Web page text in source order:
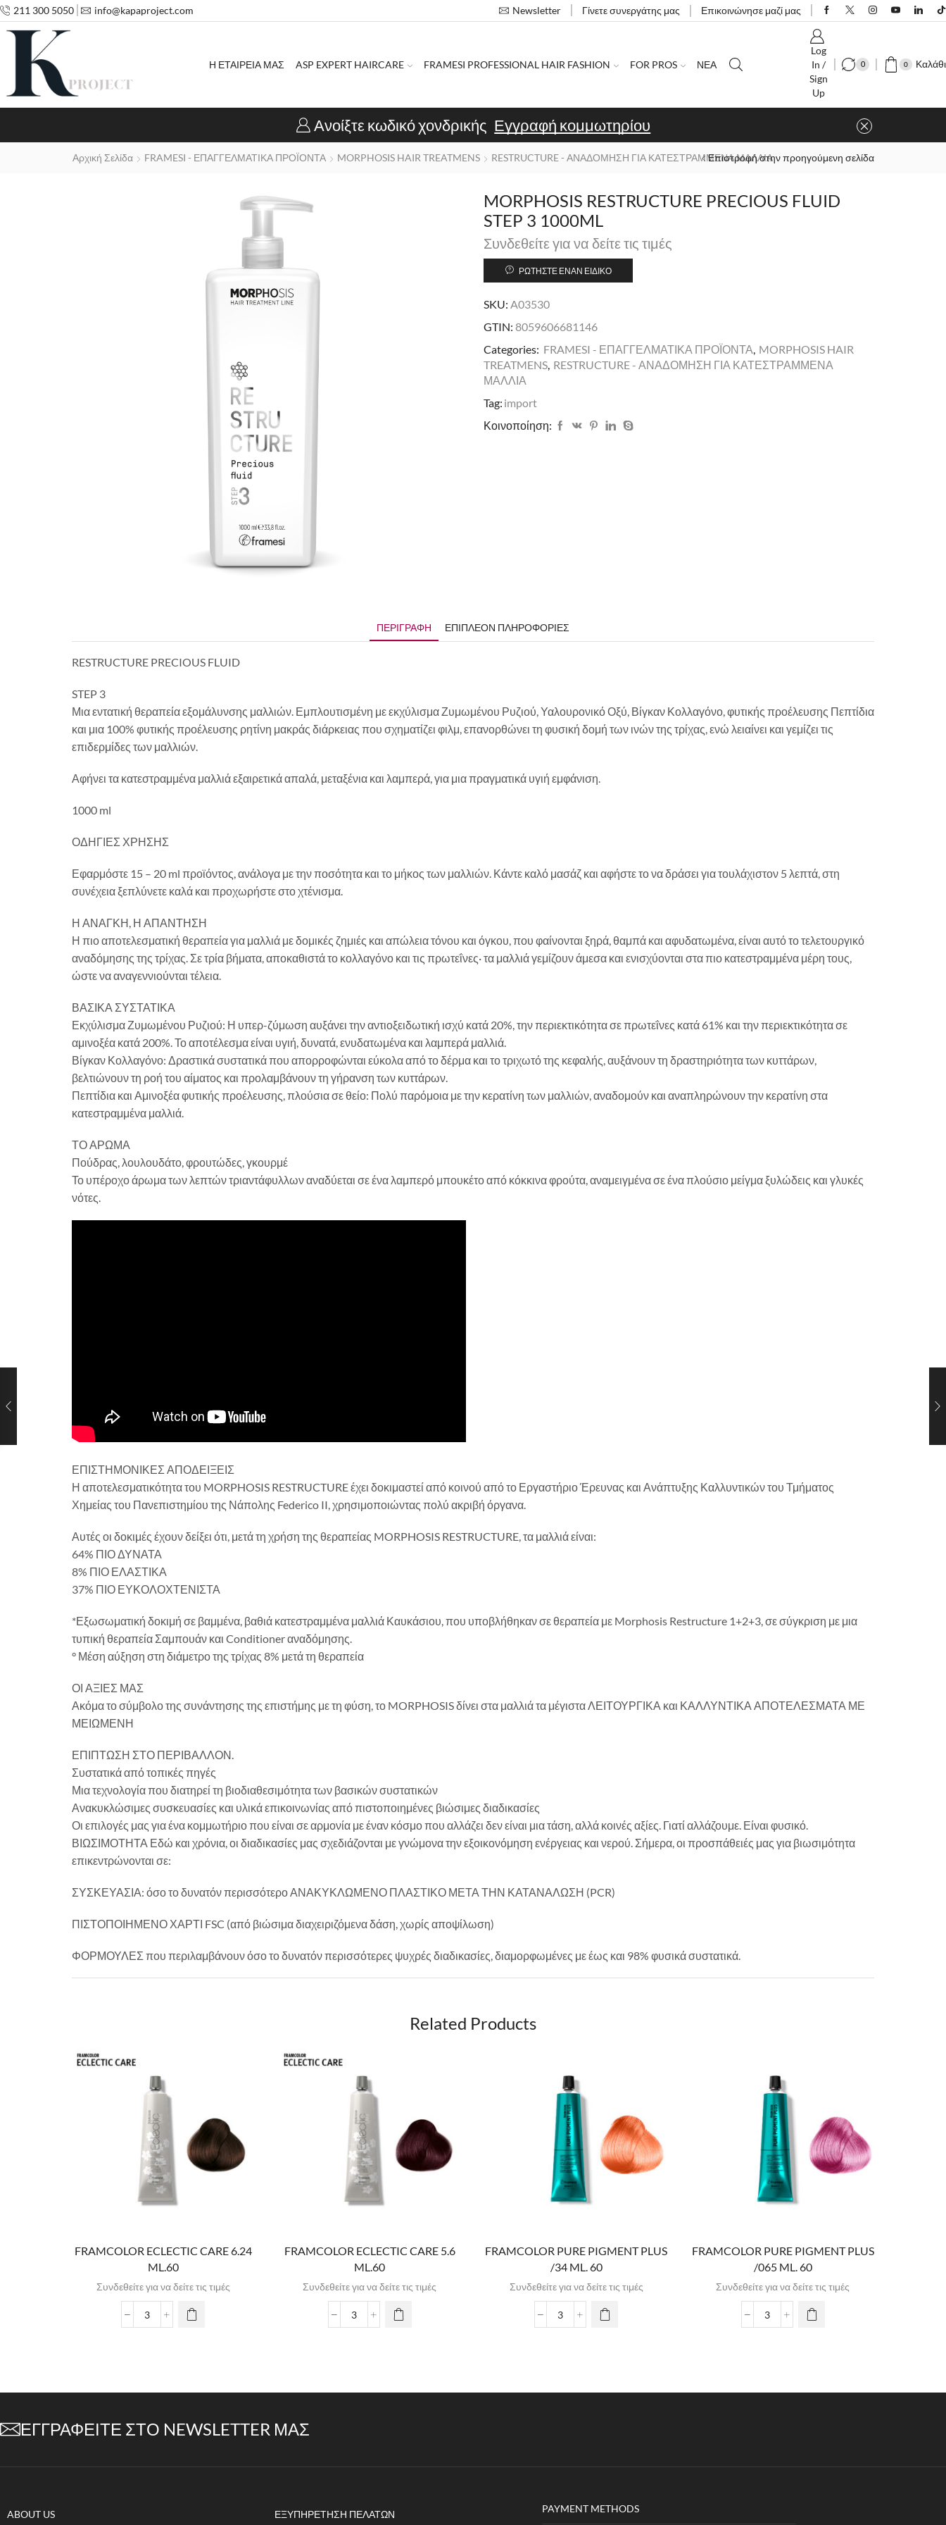
211 300 5050 info@kapaproject.com Newsletter Γίνετε συνεργάτης μας Επικοινώνησε μαζί μας
Η ΕΤΑΙΡΕΙΑ ΜΑΣ ASP EXPERT HAIRCARE FRAMESI PROFESSIONAL HAIR FASHION FOR PROS ΝΕΑ
Log
In /
Sign
Up
0 0 Καλάθι
Ανοίξτε κωδικό χονδρικής Εγγραφή κομμωτηρίου
Αρχική Σελίδα FRAMESI - ΕΠΑΓΓΕΛΜΑΤΙΚΑ ΠΡΟΪΟΝΤΑ MORPHOSIS HAIR TREATMENS RESTRUCTURE - ΑΝΑΔΟΜΗΣΗ ΓΙΑ ΚΑΤΕΣΤΡΑΜΜΕΝΑ ΜΑΛΛΙΑΕπιστροφή στην προηγούμενη σελίδα
MORPHOSIS RESTRUCTURE PRECIOUS FLUID
STEP 3 1000ML
Συνδεθείτε για να δείτε τις τιμές
ΡΩΤΉΣΤΕ ΈΝΑΝ ΕΙΔΙΚΌ
SKU: A03530
GTIN: 8059606681146
Categories: FRAMESI - ΕΠΑΓΓΕΛΜΑΤΙΚΑ ΠΡΟΪΟΝΤΑ MORPHOSIS HAIR
TREATMENS RESTRUCTURE - ΑΝΑΔΟΜΗΣΗ ΓΙΑ ΚΑΤΕΣΤΡΑΜΜΕΝΑ
ΜΑΛΛΙΑ
Tag: import
Κοινοποίηση:
ΠΕΡΙΓΡΑΦΉ ΕΠΙΠΛΈΟΝ ΠΛΗΡΟΦΟΡΊΕΣ
RESTRUCTURE PRECIOUS FLUID
STEP 3
Μια εντατική θεραπεία εξομάλυνσης μαλλιών. Εμπλουτισμένη με εκχύλισμα Ζυμωμένου Ρυζιού, Υαλουρονικό Οξύ, Βίγκαν Κολλαγόνο, φυτικής προέλευσης Πεπτίδια
και μια 100% φυτικής προέλευσης ρητίνη μακράς διάρκειας που σχηματίζει φιλμ, επανορθώνει τη φυσική δομή των ινών της τρίχας, ενώ λειαίνει και γεμίζει τις
επιδερμίδες των μαλλιών.
Αφήνει τα κατεστραμμένα μαλλιά εξαιρετικά απαλά, μεταξένια και λαμπερά, για μια πραγματικά υγιή εμφάνιση.
1000 ml
ΟΔΗΓΙΕΣ ΧΡΗΣΗΣ
Εφαρμόστε 15 – 20 ml προϊόντος, ανάλογα με την ποσότητα και το μήκος των μαλλιών. Κάντε καλό μασάζ και αφήστε το να δράσει για τουλάχιστον 5 λεπτά, στη
συνέχεια ξεπλύνετε καλά και προχωρήστε στο χτένισμα.
Η ΑΝΑΓΚΗ, Η ΑΠΑΝΤΗΣΗ
Η πιο αποτελεσματική θεραπεία για μαλλιά με δομικές ζημιές και απώλεια τόνου και όγκου, που φαίνονται ξηρά, θαμπά και αφυδατωμένα, είναι αυτό το τελετουργικό
αναδόμησης της τρίχας. Σε τρία βήματα, αποκαθιστά το κολλαγόνο και τις πρωτεΐνες· τα μαλλιά γεμίζουν άμεσα και ενισχύονται στα πιο κατεστραμμένα μέρη τους,
ώστε να αναγεννιούνται τέλεια.
ΒΑΣΙΚΑ ΣΥΣΤΑΤΙΚΑ
Εκχύλισμα Ζυμωμένου Ρυζιού: Η υπερ-ζύμωση αυξάνει την αντιοξειδωτική ισχύ κατά 20%, την περιεκτικότητα σε πρωτεΐνες κατά 61% και την περιεκτικότητα σε
αμινοξέα κατά 200%. Το αποτέλεσμα είναι υγιή, δυνατά, ενυδατωμένα και λαμπερά μαλλιά.
Βίγκαν Κολλαγόνο: Δραστικά συστατικά που απορροφώνται εύκολα από το δέρμα και το τριχωτό της κεφαλής, αυξάνουν τη δραστηριότητα των κυττάρων,
βελτιώνουν τη ροή του αίματος και προλαμβάνουν τη γήρανση των κυττάρων.
Πεπτίδια και Αμινοξέα φυτικής προέλευσης, πλούσια σε θείο: Πολύ παρόμοια με την κερατίνη των μαλλιών, αναδομούν και αναπληρώνουν την κερατίνη στα
κατεστραμμένα μαλλιά.
ΤΟ ΑΡΩΜΑ
Πούδρας, λουλουδάτο, φρουτώδες, γκουρμέ
Το υπέροχο άρωμα των λεπτών τριαντάφυλλων αναδύεται σε ένα λαμπερό μπουκέτο από κόκκινα φρούτα, αναμειγμένα σε ένα πλούσιο μείγμα ξυλώδεις και γλυκές
νότες.
ΕΠΙΣΤΗΜΟΝΙΚΕΣ ΑΠΟΔΕΙΞΕΙΣ
Η αποτελεσματικότητα του MORPHOSIS RESTRUCTURE έχει δοκιμαστεί από κοινού από το Εργαστήριο Έρευνας και Ανάπτυξης Καλλυντικών του Τμήματος
Χημείας του Πανεπιστημίου της Νάπολης Federico II, χρησιμοποιώντας πολύ ακριβή όργανα.
Αυτές οι δοκιμές έχουν δείξει ότι, μετά τη χρήση της θεραπείας MORPHOSIS RESTRUCTURE, τα μαλλιά είναι:
64% ΠΙΟ ΔΥΝΑΤΑ
8% ΠΙΟ ΕΛΑΣΤΙΚΑ
37% ΠΙΟ ΕΥΚΟΛΟΧΤΕΝΙΣΤΑ
*Εξωσωματική δοκιμή σε βαμμένα, βαθιά κατεστραμμένα μαλλιά Καυκάσιου, που υποβλήθηκαν σε θεραπεία με Morphosis Restructure 1+2+3, σε σύγκριση με μια
τυπική θεραπεία Σαμπουάν και Conditioner αναδόμησης.
° Μέση αύξηση στη διάμετρο της τρίχας 8% μετά τη θεραπεία
ΟΙ ΑΞΙΕΣ ΜΑΣ
Ακόμα το σύμβολο της συνάντησης της επιστήμης με τη φύση, το MORPHOSIS δίνει στα μαλλιά τα μέγιστα ΛΕΙΤΟΥΡΓΙΚΑ και ΚΑΛΛΥΝΤΙΚΑ ΑΠΟΤΕΛΕΣΜΑΤΑ ΜΕ
ΜΕΙΩΜΕΝΗ
ΕΠΙΠΤΩΣΗ ΣΤΟ ΠΕΡΙΒΑΛΛΟΝ.
Συστατικά από τοπικές πηγές
Μια τεχνολογία που διατηρεί τη βιοδιαθεσιμότητα των βασικών συστατικών
Ανακυκλώσιμες συσκευασίες και υλικά επικοινωνίας από πιστοποιημένες βιώσιμες διαδικασίες
Οι επιλογές μας για ένα κομμωτήριο που είναι σε αρμονία με έναν κόσμο που αλλάζει δεν είναι μια τάση, αλλά κοινές αξίες. Γιατί αλλάζουμε. Είναι φυσικό.
ΒΙΩΣΙΜΟΤΗΤΑ Εδώ και χρόνια, οι διαδικασίες μας σχεδιάζονται με γνώμονα την εξοικονόμηση ενέργειας και νερού. Σήμερα, οι προσπάθειές μας για βιωσιμότητα
επικεντρώνονται σε:
ΣΥΣΚΕΥΑΣΙΑ: όσο το δυνατόν περισσότερο ΑΝΑΚΥΚΛΩΜΕΝΟ ΠΛΑΣΤΙΚΟ ΜΕΤΑ ΤΗΝ ΚΑΤΑΝΑΛΩΣΗ (PCR)
ΠΙΣΤΟΠΟΙΗΜΕΝΟ ΧΑΡΤΙ FSC (από βιώσιμα διαχειριζόμενα δάση, χωρίς αποψίλωση)
ΦΟΡΜΟΥΛΕΣ που περιλαμβάνουν όσο το δυνατόν περισσότερες ψυχρές διαδικασίες, διαμορφωμένες με έως και 98% φυσικά συστατικά.
Related Products
FRAMCOLOR ECLECTIC CARE 6.24
ML.60
Συνδεθείτε για να δείτε τις τιμές
FRAMCOLOR ECLECTIC CARE 5.6
ML.60
Συνδεθείτε για να δείτε τις τιμές
FRAMCOLOR PURE PIGMENT PLUS
/34 ML. 60
Συνδεθείτε για να δείτε τις τιμές
FRAMCOLOR PURE PIGMENT PLUS
/065 ML. 60
Συνδεθείτε για να δείτε τις τιμές
ΕΓΓΡΑΦΕΊΤΕ ΣΤΟ NEWSLETTER ΜΑΣ
ABOUT US ΕΞΥΠΗΡΈΤΗΣΗ ΠΕΛΑΤΏΝ PAYMENT METHODS